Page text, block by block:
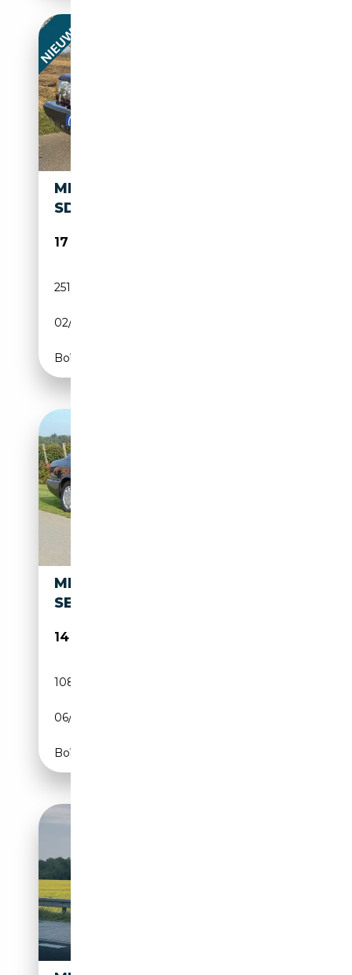
MERCEDES-BENZ S 300
SDL
17 900€
251 434 km
02/1987
Boîte automatique
MERCEDES-BENZ S 300 S 300
SE
14 500€
108 773 km
06/1993
Boîte automatique